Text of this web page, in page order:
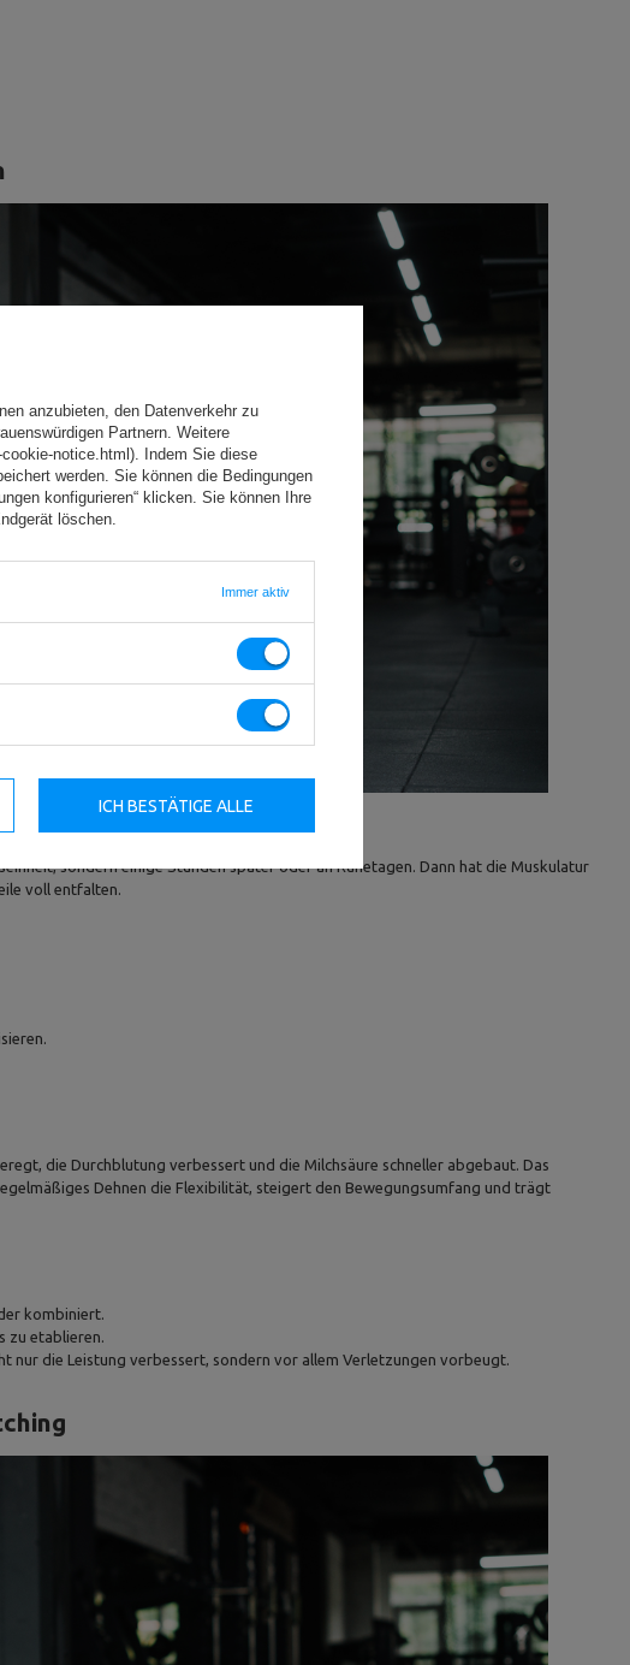
sondern einige Stunden später oder an Ruhetagen. Dann hat die Muskulatur
voll entfalten.
die Durchblutung verbessert und die Milchsäure schneller abgebaut. Das
Dehnen die Flexibilität, steigert den Bewegungsumfang und trägt
kombiniert.
zu etablieren.
nur die Leistung verbessert, sondern vor allem Verletzungen vorbeugt.
anzubieten, den Datenverkehr zu
Partnern. Weitere
notice.html). Indem Sie diese
werden. Sie können die Bedingungen
konfigurieren“ klicken. Sie können Ihre
löschen.
Immer aktiv
ICH BESTÄTIGE ALLE